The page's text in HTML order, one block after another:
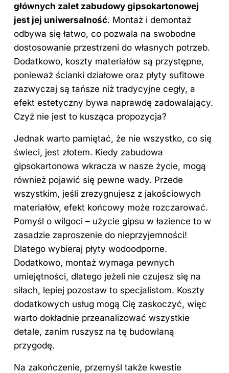
głównych zalet zabudowy gipsokartonowej
jest jej uniwersalność. Montaż i demontaż
odbywa się łatwo, co pozwala na swobodne
dostosowanie przestrzeni do własnych potrzeb.
Dodatkowo, koszty materiałów są przystępne,
ponieważ ścianki działowe oraz płyty sufitowe
zazwyczaj są tańsze niż tradycyjne cegły, a
efekt estetyczny bywa naprawdę zadowalający.
Czyż nie jest to kusząca propozycja?
Jednak warto pamiętać, że nie wszystko, co się
świeci, jest złotem. Kiedy zabudowa
gipsokartonowa wkracza w nasze życie, mogą
również pojawić się pewne wady. Przede
wszystkim, jeśli zrezygnujesz z jakościowych
materiałów, efekt końcowy może rozczarować.
Pomyśl o wilgoci – użycie gipsu w łazience to w
zasadzie zaproszenie do nieprzyjemności!
Dlatego wybieraj płyty wodoodporne.
Dodatkowo, montaż wymaga pewnych
umiejętności, dlatego jeżeli nie czujesz się na
siłach, lepiej pozostaw to specjalistom. Koszty
dodatkowych usług mogą Cię zaskoczyć, więc
warto dokładnie przeanalizować wszystkie
detale, zanim ruszysz na tę budowlaną
przygodę.
Na zakończenie, przemyśl także kwestie